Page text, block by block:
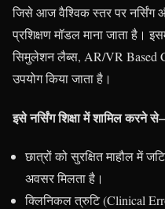
जिसे आज वैश्विक स्तर पर नर्सिंग
प्रशिक्षण मॉडल माना जाता है।
सिमुलेशन लैब्स, AR/VR Based
उपयोग किया जाता है।
इसे नर्सिंग शिक्षा में शामिल करने
छात्रों को सुरक्षित माहौल में
अवसर मिलता है।
क्लिनिकल त्रुटि (Clinical